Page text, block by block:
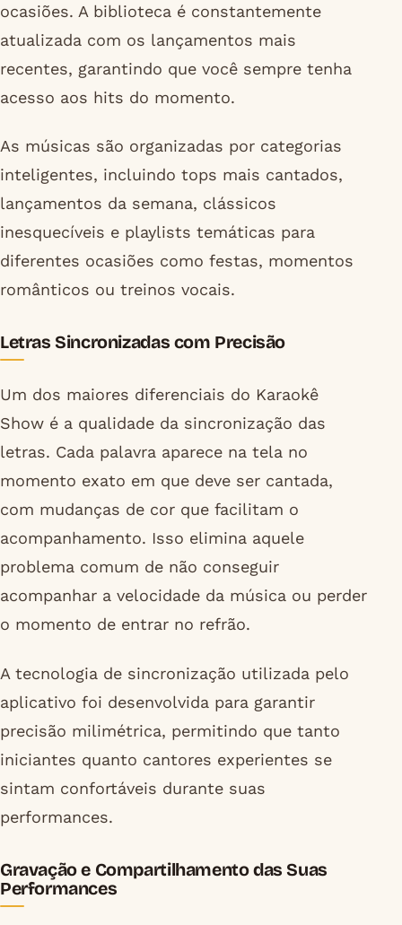
ocasiões. A biblioteca é constantemente
atualizada com os lançamentos mais
recentes, garantindo que você sempre tenha
acesso aos hits do momento.
As músicas são organizadas por categorias
inteligentes, incluindo tops mais cantados,
lançamentos da semana, clássicos
inesquecíveis e playlists temáticas para
diferentes ocasiões como festas, momentos
românticos ou treinos vocais.
Letras Sincronizadas com Precisão
Um dos maiores diferenciais do Karaokê
Show é a qualidade da sincronização das
letras. Cada palavra aparece na tela no
momento exato em que deve ser cantada,
com mudanças de cor que facilitam o
acompanhamento. Isso elimina aquele
problema comum de não conseguir
acompanhar a velocidade da música ou perder
o momento de entrar no refrão.
A tecnologia de sincronização utilizada pelo
aplicativo foi desenvolvida para garantir
precisão milimétrica, permitindo que tanto
iniciantes quanto cantores experientes se
sintam confortáveis durante suas
performances.
Gravação e Compartilhamento das Suas
Performances